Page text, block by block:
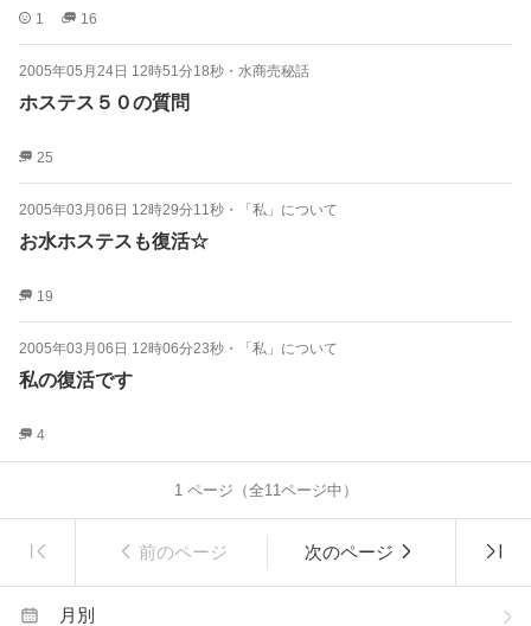
1 16
2005年05月24日 12時51分18秒 ・ 水商売秘話
ホステス５０の質問
25
2005年03月06日 12時29分11秒 ・ 「私」について
お水ホステスも復活☆
19
2005年03月06日 12時06分23秒 ・ 「私」について
私の復活です
4
1ページ（全11ページ中）
前のページ 次のページ
月別